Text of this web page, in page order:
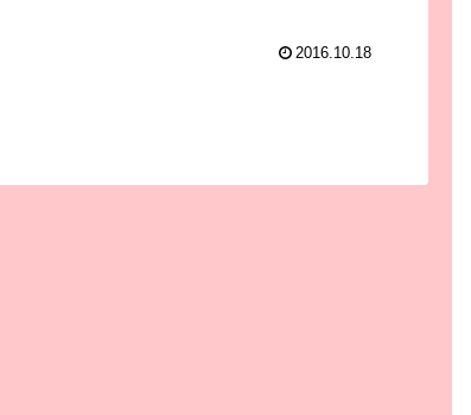
2016.10.18